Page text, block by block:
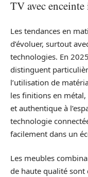
TV avec enceinte
Les tendances en
d’évoluer, surtout
technologies. En
distinguent
l’utilisation de
les finitions en
et authentique à
technologie
facilement dans un
Les meubles
de haute qualité sont